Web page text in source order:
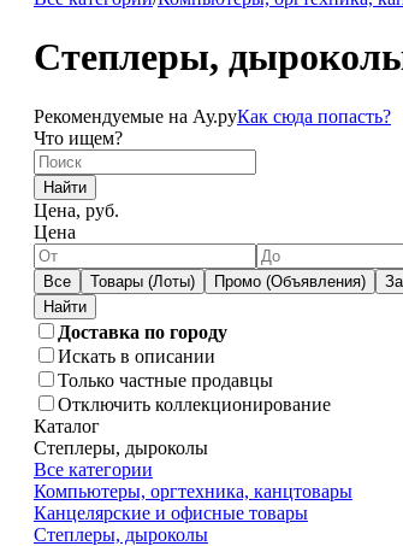
Степлеры,
Рекомендуемые на Ау.руКак сюда попасть?
Что ищем?
Найти
Цена, руб.
Цена
Все Товары (Лоты) Промо (Объявления)
Доставка по городу
Искать в описании
Только частные продавцы
Отключить коллекционирование
Каталог
Степлеры, дыроколы
Все категории
Компьютеры, оргтехника, канцтовары
Канцелярские и офисные товары
Степлеры, дыроколы